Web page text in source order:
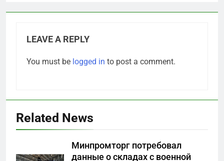
LEAVE A REPLY
You must be logged in to post a comment.
Related News
Минпромторг потребовал
данные о складах с военной